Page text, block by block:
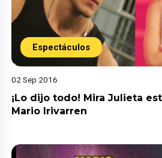
Espectáculos
02 Sep 2016
¡Lo dijo todo! Mira Julieta
Mario Irivarren